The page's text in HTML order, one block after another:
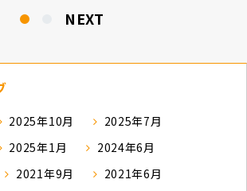
NEXT
2025年10月
2025年7月
2025年1月
2024年6月
2021年9月
2021年6月